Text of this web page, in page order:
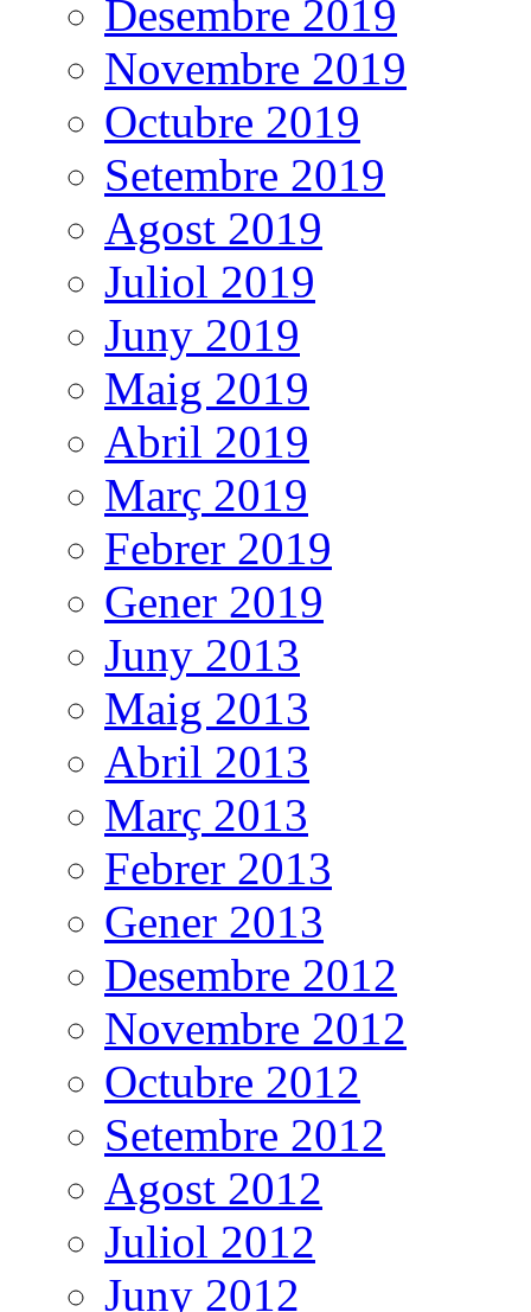
Desembre 2019
Novembre 2019
Octubre 2019
Setembre 2019
Agost 2019
Juliol 2019
Juny 2019
Maig 2019
Abril 2019
Març 2019
Febrer 2019
Gener 2019
Juny 2013
Maig 2013
Abril 2013
Març 2013
Febrer 2013
Gener 2013
Desembre 2012
Novembre 2012
Octubre 2012
Setembre 2012
Agost 2012
Juliol 2012
Juny 2012